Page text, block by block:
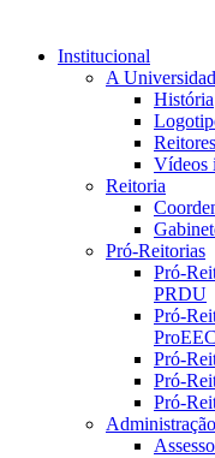
Institucional
A
História
Reitores
Vídeos
Reitoria
Pró-Reitorias
Pró-
PRDU
Pró-
ProEEC
Pró-
Pró-
Pró-
Administração